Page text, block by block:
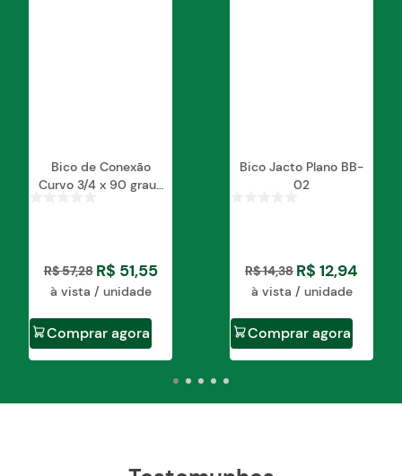
Bico de Conexão
Curvo 3/4 x 90 graus
R$57,28 R$ 51,55
à vista / unidade
Comprar agora
Bico Jacto Plano BB-
02
R$14,38 R$ 12,94
à vista / unidade
Comprar agora